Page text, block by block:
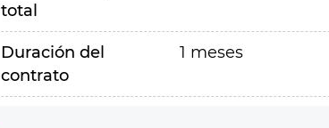
total
Duración del
contrato
1 meses